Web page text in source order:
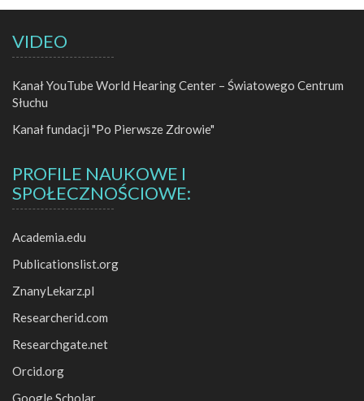
VIDEO
Kanał YouTube World Hearing Center – Światowego Centrum
Słuchu
Kanał fundacji "Po Pierwsze Zdrowie"
PROFILE NAUKOWE I
SPOŁECZNOŚCIOWE:
Academia.edu
Publicationslist.org
ZnanyLekarz.pl
Researcherid.com
Researchgate.net
Orcid.org
Google Scholar